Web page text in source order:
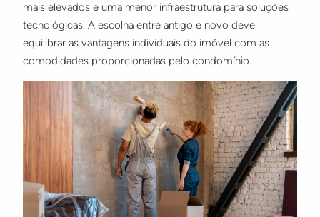
mais elevados e uma menor infraestrutura para soluções
tecnológicas. A escolha entre antigo e novo deve
equilibrar as vantagens individuais do imóvel com as
comodidades proporcionadas pelo condomínio.